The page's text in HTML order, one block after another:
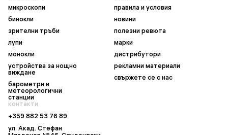
микроскопи
бинокли
зрителни тръби
лупи
монокли
устройства за нощно
виждане
барометри и
метеорологични
станции
правила и условия
новини
полезни ревюта
марки
дистрибутори
рекламни материали
свържете се с нас
контакти
+359 882 53 76 89
ул. Акад. Стефан